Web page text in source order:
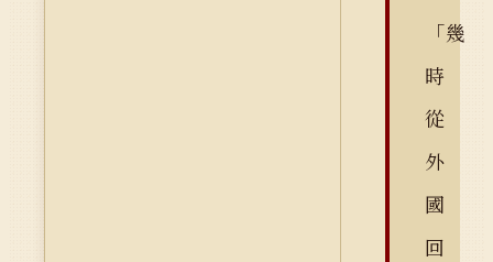
「幾
時
從
外
國
回